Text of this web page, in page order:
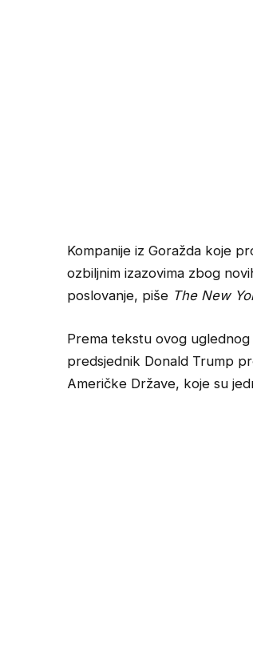
Kompanije iz Goražda koje
ozbiljnim izazovima zbog
poslovanje, piše The New
Prema tekstu ovog
predsjednik Donald Trump
Američke Države, koje su